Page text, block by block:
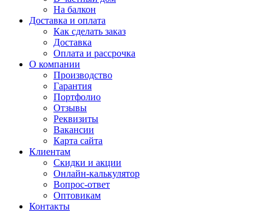
На балкон
Доставка и оплата
Как сделать заказ
Доставка
Оплата и рассрочка
О компании
Производство
Гарантия
Портфолио
Отзывы
Реквизиты
Вакансии
Карта сайта
Клиентам
Скидки и акции
Онлайн-калькулятор
Вопрос-ответ
Оптовикам
Контакты